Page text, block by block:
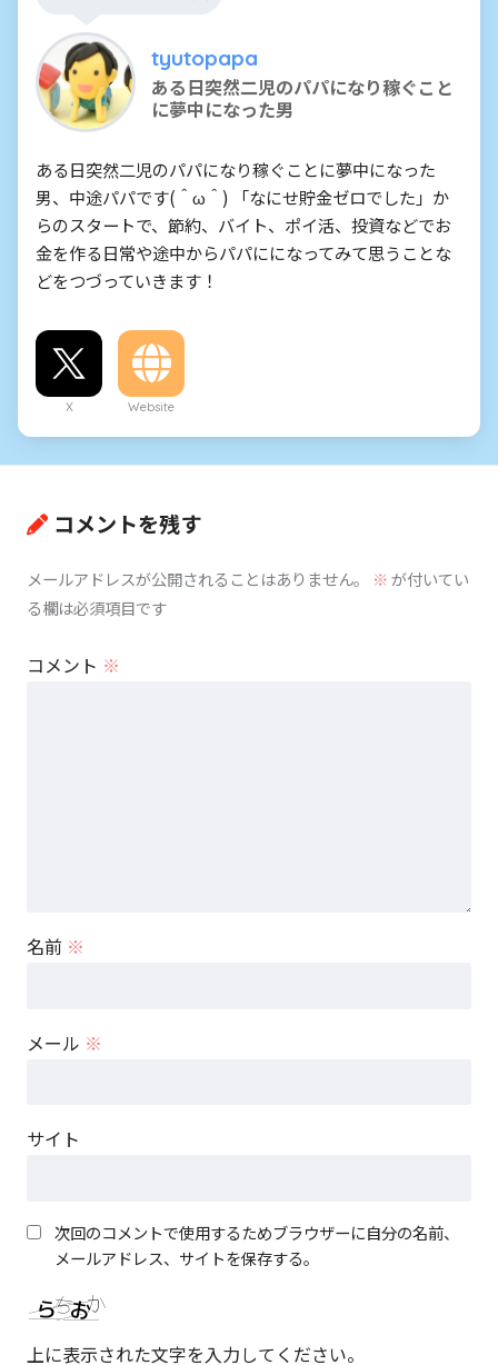
tyutopapa
ある日突然二児のパパになり稼ぐこと
に夢中になった男
ある日突然二児のパパになり稼ぐことに夢中になった
男、中途パパです(＾ω＾) 「なにせ貯金ゼロでした」か
らのスタートで、節約、バイト、ポイ活、投資などでお
金を作る日常や途中からパパにになってみて思うことな
どをつづっていきます！
X Website
コメントを残す
メールアドレスが公開されることはありません。 ※が付いてい
る欄は必須項目です
コメント ※
名前 ※
メール ※
サイト
次回のコメントで使用するためブラウザーに自分の名前、
メールアドレス、サイトを保存する。
上に表示された文字を入力してください。